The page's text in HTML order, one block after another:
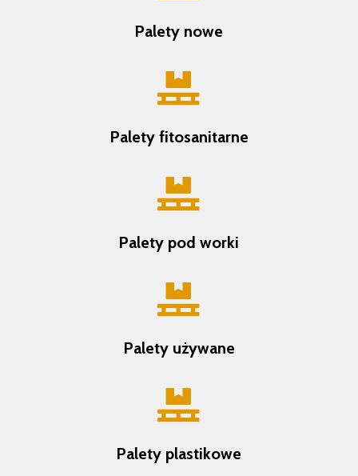
Palety nowe

Palety fitosanitarne

Palety pod worki

Palety używane

Palety plastikowe